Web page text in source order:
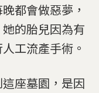
都會做惡夢，
的胎兒因為有
工流產手術。
座墓園，是因